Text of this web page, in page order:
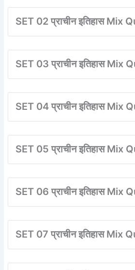
SET 02 प्राचीन इतिहास Mix
SET 03 प्राचीन इतिहास Mix
SET 04 प्राचीन इतिहास Mix
SET 05 प्राचीन इतिहास Mix
SET 06 प्राचीन इतिहास Mix
SET 07 प्राचीन इतिहास Mix